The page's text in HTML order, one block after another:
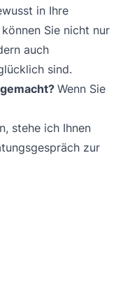
in Ihre
Sie nicht nur
auch
sind.
Wenn Sie
stehe ich Ihnen
zur